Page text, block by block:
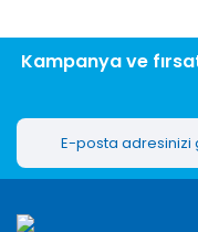
Kampanya ve